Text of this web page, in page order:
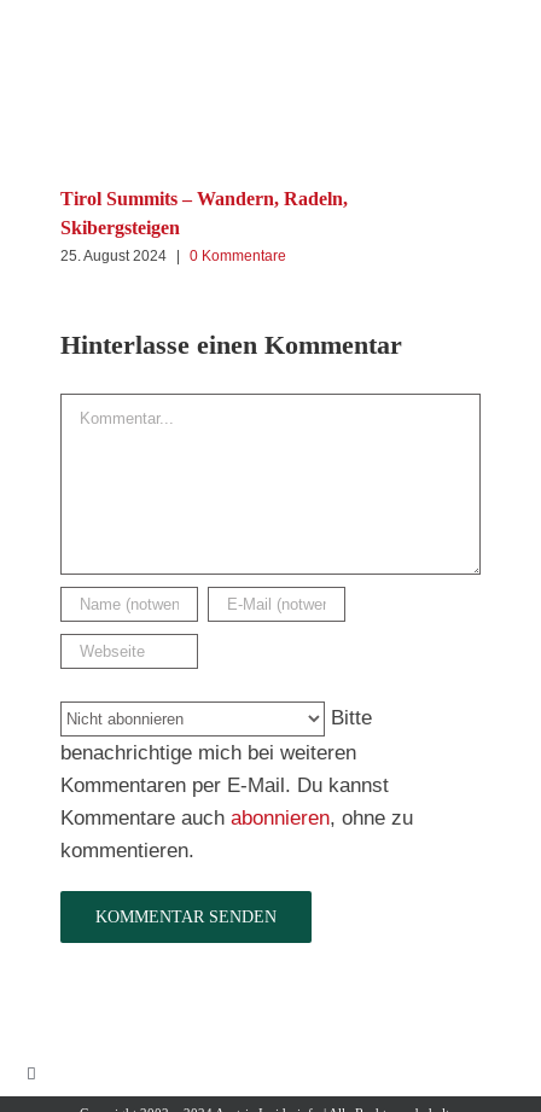
Tirol Summits – Wandern, Radeln,
Skibergsteigen
25. August 2024 0 Kommentare
Hinterlasse einen Kommentar
Kommentar
Bitte
benachrichtige mich bei weiteren
Kommentaren per E-Mail. Du kannst
Kommentare auch abonnieren, ohne zu
kommentieren.
Toggle
Navigation